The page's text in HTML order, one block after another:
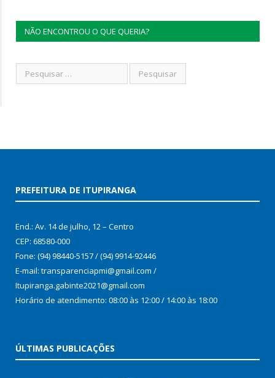
NÃO ENCONTROU O QUE QUERIA?
PREFEITURA DE ITUPIRANGA
End.: Av. 14 de julho, 12 – Centro
CEP: 68580-000
Fone: (94) 98440-5157 / (94) 9914-92446
E-mail: transparenciapmi@gmail.com /
Itupiranga.gabinte2021@gmail.com
Horário de atendimento: 08:00 às 12:00 / 14:00 às 18:00
ÚLTIMAS PUBLICAÇÕES